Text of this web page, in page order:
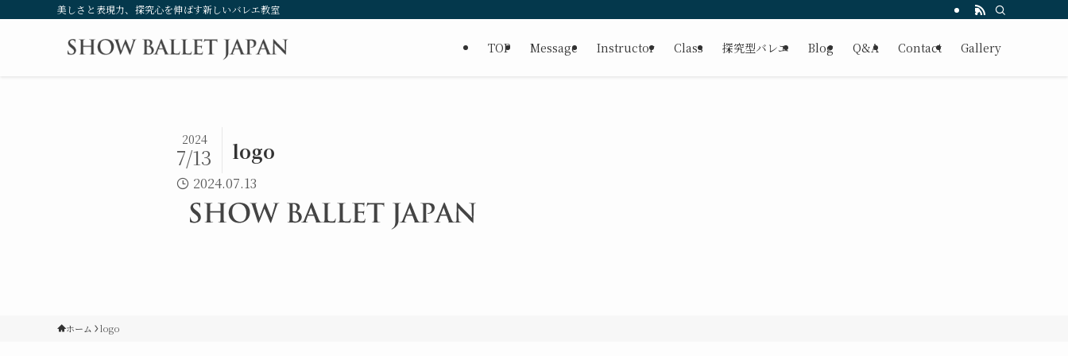
美しさと表現力、探究心を伸ばす新しいバレエ教室
TOP Message Instructor Class 探究型バレエ Blog Q&A Contact Gallery
logo
2024
7/13
2024.07.13
ホーム logo